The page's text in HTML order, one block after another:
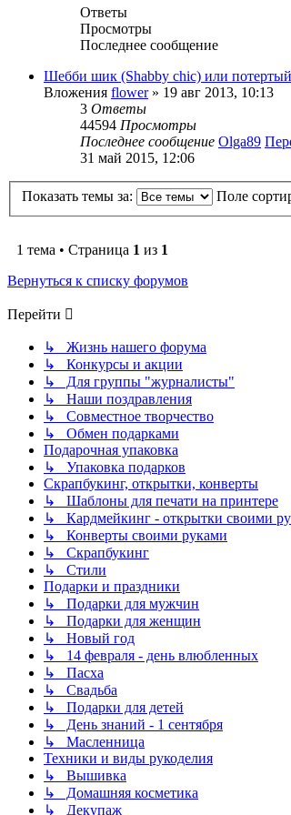
Ответы
Просмотры
Последнее сообщение
Шебби шик (Shabby chic) или
Вложения flower» 19 авг 2013, 10:13
3 Ответы
44594 Просмотры
Последнее сообщение Olga89
31 май 2015, 12:06
Показать темы за: Поле
1 тема • Страница 1 из 1
Вернуться к списку форумов
Перейти
↳ Жизнь нашего форума
↳ Конкурсы и акции
↳ Для группы "журналисты"
↳ Наши поздравления
↳ Совместное творчество
↳ Обмен подарками
Подарочная упаковка
↳ Упаковка подарков
Скрапбукинг, открытки, конверты
↳ Шаблоны для печати на принтере
↳ Кардмейкинг - открытки своими
↳ Конверты своими руками
↳ Скрапбукинг
↳ Стили
Подарки и праздники
↳ Подарки для мужчин
↳ Подарки для женщин
↳ Новый год
↳ 14 февраля - день влюбленных
↳ Пасха
↳ Свадьба
↳ Подарки для детей
↳ День знаний - 1 сентября
↳ Масленница
Техники и виды рукоделия
↳ Вышивка
↳ Домашняя косметика
↳ Декупаж